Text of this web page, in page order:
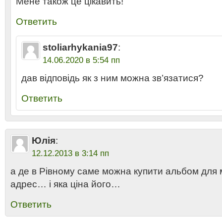
Ответить
stoliarhykania97:
14.06.2020 в 5:54 пп
дав відповідь як з ним можна зв’язатися?
Ответить
Юлія:
12.12.2013 в 3:14 пп
а де в Рівному саме можна купити альбом для
адрес… і яка ціна його…
Ответить